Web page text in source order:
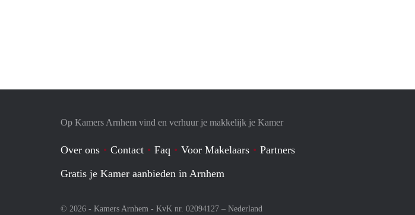
Op Kamers Arnhem vind en verhuur je makkelijk je Kamer
Over ons Contact Faq Voor Makelaars
Partners
Gratis je Kamer aanbieden in Arnhem
© 2026 - Kamers Arnhem - KvK nr. 02094127 – Nederland